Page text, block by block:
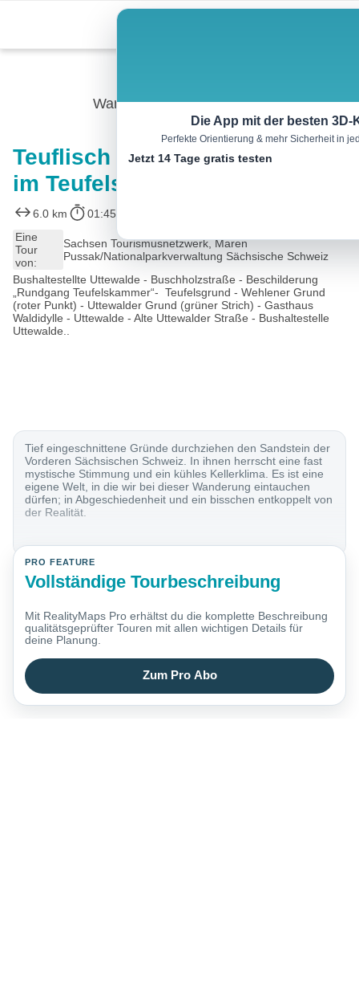
content
Wandern
Teuflisch schöne Erlebnisse
im Teufelsgrund
6.0 km 01:45 h
Eine
Tour
von:
Sachsen Tourismusnetzwerk, Maren
Pussak/Nationalparkverwaltung Sächsische Schweiz
Bushaltestellte Uttewalde - Buschholzstraße - Beschilderung
„Rundgang Teufelskammer“- Teufelsgrund - Wehlener Grund
(roter Punkt) - Uttewalder Grund (grüner Strich) - Gasthaus
Waldidylle - Uttewalde - Alte Uttewalder Straße - Bushaltestelle
Uttewalde..
Tief eingeschnittene Gründe durchziehen den Sandstein der
Vorderen Sächsischen Schweiz. In ihnen herrscht eine fast
mystische Stimmung und ein kühles Kellerklima. Es ist eine
eigene Welt, in die wir bei dieser Wanderung eintauchen
dürfen; in Abgeschiedenheit und ein bisschen entkoppelt von
der Realität.
PRO FEATURE
Vollständige Tourbeschreibung
Mit RealityMaps Pro erhältst du die komplette Beschreibung
qualitätsgeprüfter Touren mit allen wichtigen Details für
deine Planung.
Zum Pro Abo
Die App mit der besten 3D-
Perfekte Orientierung & mehr Sicherheit in
Jetzt 14 Tage gratis testen